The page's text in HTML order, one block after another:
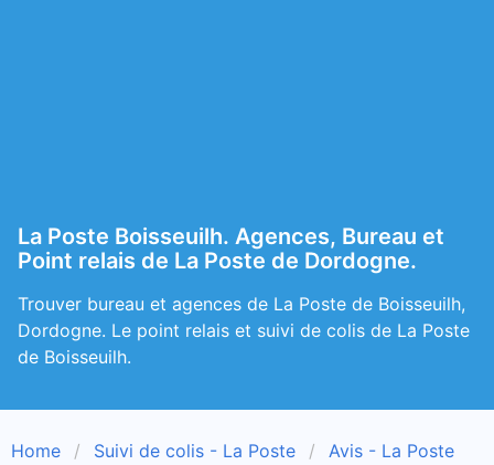
La Poste Boisseuilh. Agences, Bureau et
Point relais de La Poste de Dordogne.
Trouver bureau et agences de La Poste de Boisseuilh,
Dordogne. Le point relais et suivi de colis de La Poste
de Boisseuilh.
Home Suivi de colis - La Poste
Avis - La Poste